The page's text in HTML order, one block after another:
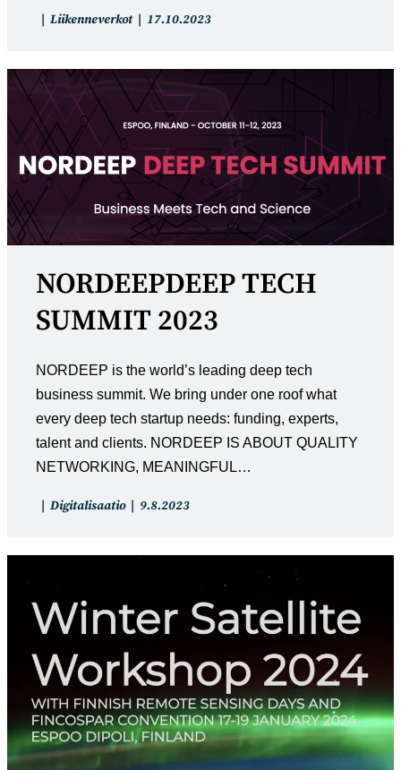
Artikkelin
Liikenneverkot
Artikkeli
17.10.2023
NORDEEPDEEP TECH
SUMMIT 2023
NORDEEP is the world’s leading deep tech
business summit. We bring under one roof what
every deep tech startup needs: funding, experts,
talent and clients. NORDEEP IS ABOUT QUALITY
NETWORKING, MEANINGFUL…
Artikkelin
Digitalisaatio
Artikkeli
9.8.2023